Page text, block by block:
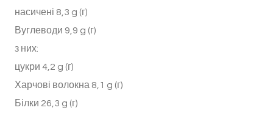
насичені 8,3 g (г)
Вуглеводи 9,9 g (г)
з них:
цукри 4,2 g (г)
Харчові волокна 8,1 g (г)
Білки 26,3 g (г)